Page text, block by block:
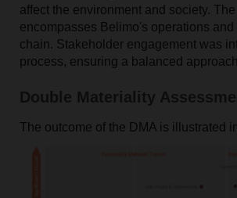
affect the environment and society.
encompasses Belimo's operations
chain. Stakeholder engagement was
process, ensuring a balanced
Double Materiality
The outcome of the DMA is illustrated